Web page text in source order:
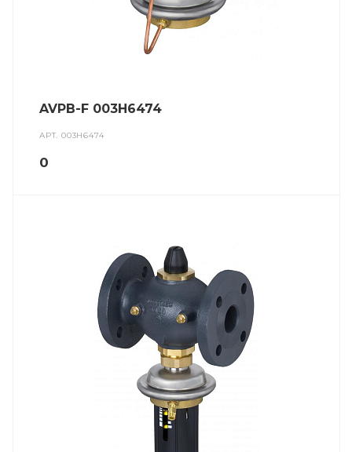
AVPB-F 003H6474
АРТ.003H6474
0